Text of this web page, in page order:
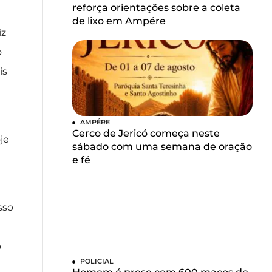
reforça orientações sobre a coleta
de lixo em Ampére
AMPÉRE
Cerco de Jericó começa neste
sábado com uma semana de oração
e fé
POLICIAL